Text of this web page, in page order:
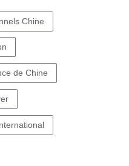
Chine
de Chine